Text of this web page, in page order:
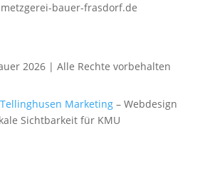
bauer-frasdorf.de
2026 | Alle Rechte vorbehalten
Marketing – Webdesign
Sichtbarkeit für KMU